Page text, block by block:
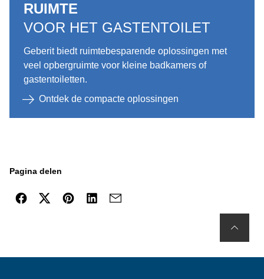
RUIMTE
VOOR HET GASTENTOILET
Geberit biedt ruimtebesparende oplossingen met
veel opbergruimte voor kleine badkamers of
gastentoiletten.
Ontdek de compacte oplossingen
Pagina delen